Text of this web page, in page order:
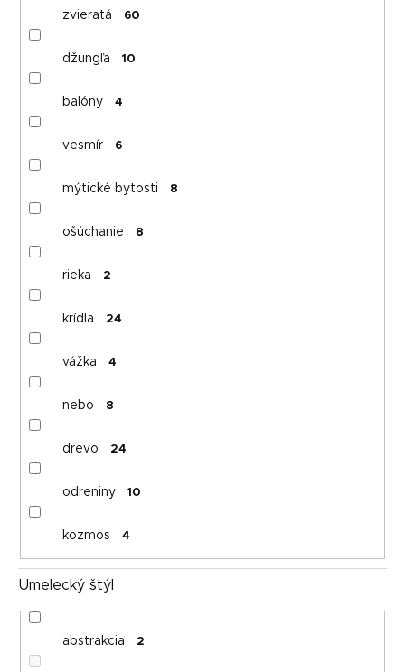
zvieratá 60
džungľa 10
balóny 4
vesmír 6
mýtické bytosti 8
ošúchanie 8
rieka 2
krídla 24
vážka 4
nebo 8
drevo 24
odreniny 10
kozmos 4
Umelecký štýl
abstrakcia 2